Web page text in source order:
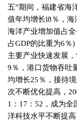
五”期间，福建省海
值年均增长l8 ％，海
海洋产业增加值占
占GDP的比重为6 ％)
主要产业快速发展
9 ％，港口货物吞吐
均增长25 ％，接待
次不断优化提高，
1 ： 17 ： 52 ，成为
洋科技水平不断提